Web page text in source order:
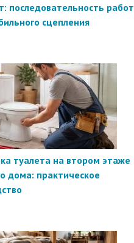
последовательность работ
сцепления
туалета на втором этаже
дома: практическое